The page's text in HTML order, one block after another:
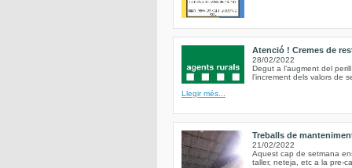
Atenció ! Cremes de
28/02/2022
Degut a l’augment del
l’increment dels valors de
Llegir més...
Treballs de
21/02/2022
Aquest cap de setmana
taller, neteja, etc a la pre-